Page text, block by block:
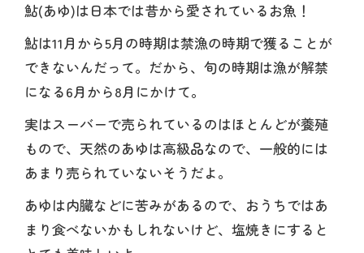
鮎(あゆ)は日本では昔から愛されているお魚！
鮎は11月から5月の時期は禁漁の時期で獲ることが
できないんだって。だから、旬の時期は漁が解禁
になる6月から8月にかけて。
実はスーバーで売られているのはほとんどが養殖
もので、天然のあゆは高級品なので、一般的には
あまり売られていないそうだよ。
あゆは内臓などに苦みがあるので、おうちではあ
まり食べないかもしれないけど、塩焼きにすると